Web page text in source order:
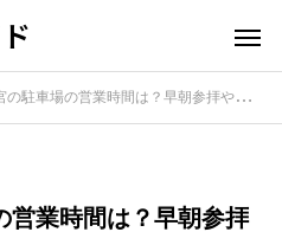
場の営業時間は？早朝参拝や夕方利用の注意点を解説！
営業時間は？早朝参拝